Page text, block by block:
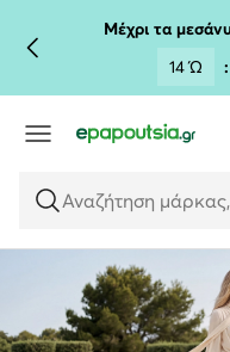
ΜΕΤΆΒΑΣΗ ΣΤΟ ΚΎΡΙΟ
ΜΕΤΆΒΑΣΗ ΣΤΗΝ
Μέχρι τα
14 Ώ
:
Αναζήτηση